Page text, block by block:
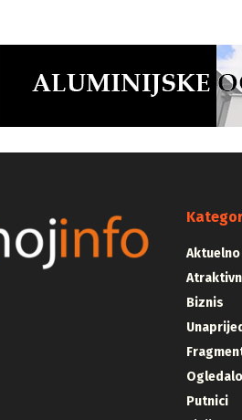
Aktuelno
Biznis
Ogledalo
Putnici